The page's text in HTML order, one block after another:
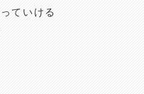
ていける